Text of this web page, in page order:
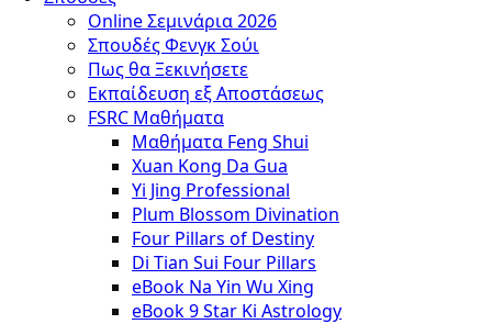
Online Σεμινάρια 2026
Σπουδές Φενγκ Σούι
Πως θα Ξεκινήσετε
Εκπαίδευση εξ Αποστάσεως
FSRC Μαθήματα
Μαθήματα Feng Shui
Xuan Kong Da Gua
Yi Jing Professional
Plum Blossom Divination
Four Pillars of Destiny
Di Tian Sui Four Pillars
eBook Na Yin Wu Xing
eBook 9 Star Ki Astrology